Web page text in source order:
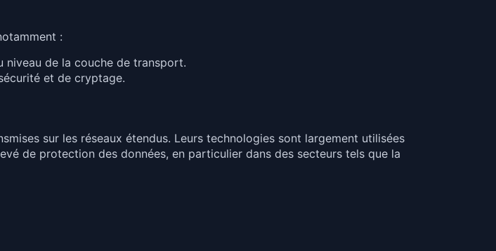
:
niveau de la couche de transport.
et de cryptage.
sur les réseaux étendus. Leurs technologies sont largement utilisées
de protection des données, en particulier dans des secteurs tels que la